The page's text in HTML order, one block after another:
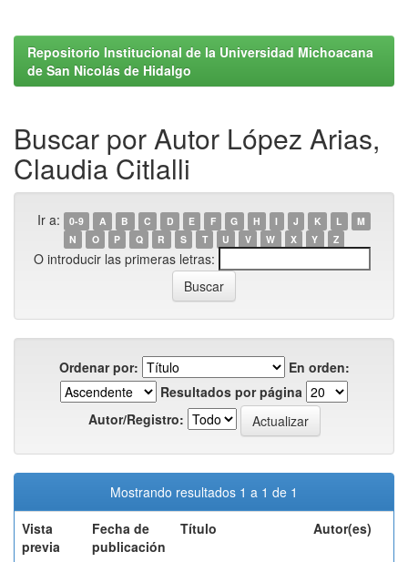
Repositorio Institucional de la Universidad Michoacana
de San Nicolás de Hidalgo
Buscar por Autor López Arias,
Claudia Citlalli
Ir a: 0-9 A B C D E F G H I J K L
M
N
O P Q R S T U V W X Y Z
O introducir las primeras letras:
Ordenar por:
En orden:
Resultados por página
Autor/Registro:
Mostrando resultados 1 a 1 de 1
Vista
previa
Fecha de
publicación
Título Autor(es)